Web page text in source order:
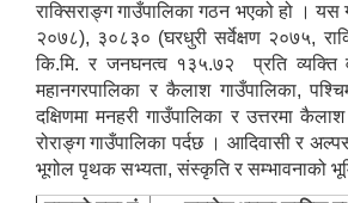
राक्सिराङ्ग गाउँपालिका गठन भएको हो ।
२०७८), ३०८३० (घरधुरी सर्वेक्षण २०७५,
कि.मि. र जनघनत्व १३५.७२ प्रति व्यक्ति
महानगरपालिका र कैलाश गाउँपालिका,
दक्षिणमा मनहरी गाउँपालिका र उत्तरमा
रोराङ्ग गाउँपालिका पर्दछ । आदिवासी र
भूगोल पृथक सभ्यता, संस्कृति र सम्भावनाको